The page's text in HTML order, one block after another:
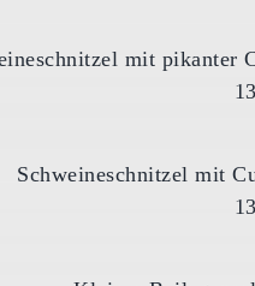
mit pikanter
Schweineschnitzel mit